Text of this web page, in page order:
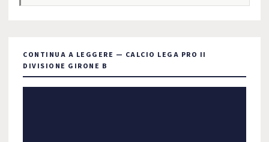
CONTINUA A LEGGERE — CALCIO LEGA PRO II
DIVISIONE GIRONE B